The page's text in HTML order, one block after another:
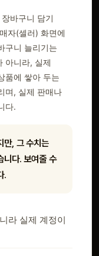
바구니 담기
자(셀러) 화면에
구니 늘리기는
아니라, 실제
품에 쌓아 두는
며, 실제 판매나
다.
만, 그 수치는
니다. 보여줄 수
.
라 실제 계정이